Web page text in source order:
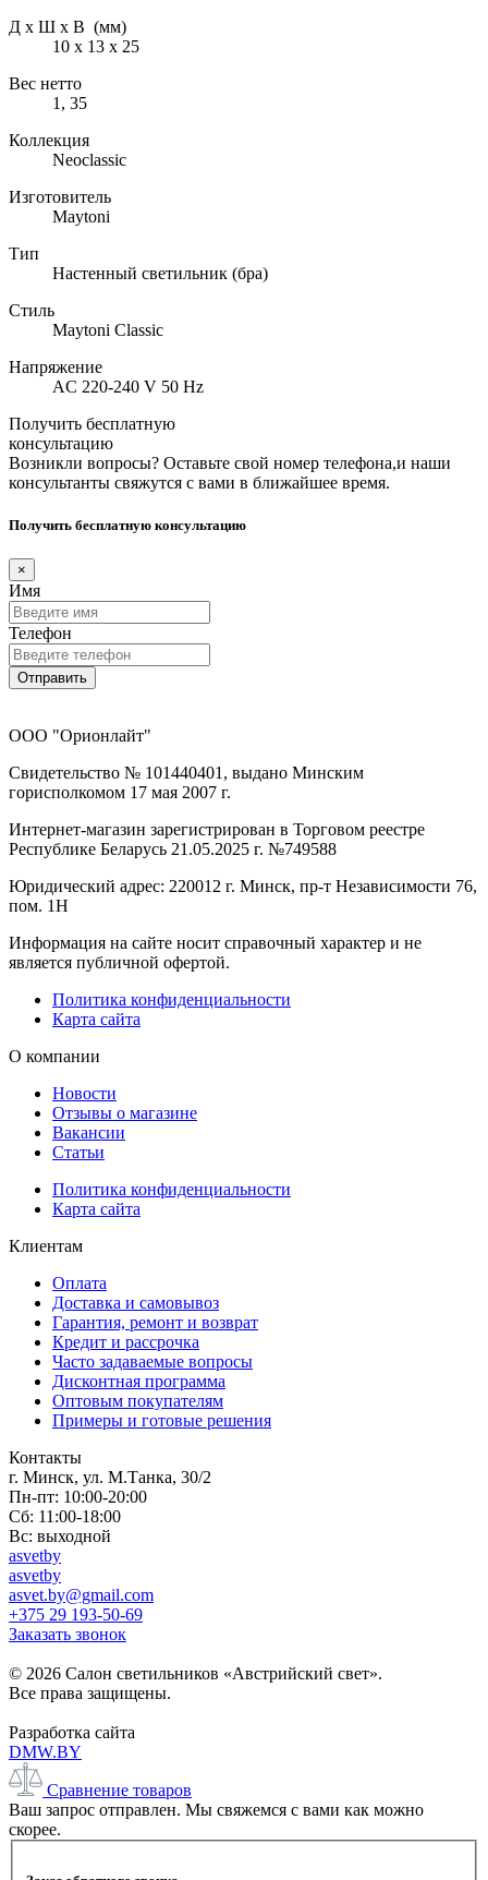
Д х Ш х В (мм)
10 х 13 х 25
Вес нетто
1, 35
Коллекция
Neoclassic
Изготовитель
Maytoni
Тип
Настенный светильник (бра)
Стиль
Maytoni Classic
Напряжение
AC 220-240 V 50 Hz
Получить бесплатную
консультацию
Возникли вопросы? Оставьте свой номер телефона,и наши
консультанты свяжутся с вами в ближайшее время.
Получить бесплатную консультацию
×
Имя
Телефон
Отправить
ООО "Орионлайт"
Свидетельство № 101440401, выдано Минским
горисполкомом 17 мая 2007 г.
Интернет-магазин зарегистрирован в Торговом реестре
Республике Беларусь 21.05.2025 г. №749588
Юридический адрес: 220012 г. Минск, пр-т Независимости 76,
пом. 1Н
Информация на сайте носит справочный характер и не
является публичной офертой.
Политика конфиденциальности
Карта сайта
О компании
Новости
Отзывы о магазине
Вакансии
Статьи
Политика конфиденциальности
Карта сайта
Клиентам
Оплата
Доставка и самовывоз
Гарантия, ремонт и возврат
Кредит и рассрочка
Часто задаваемые вопросы
Дисконтная программа
Оптовым покупателям
Примеры и готовые решения
Контакты
г. Минск, ул. М.Танка, 30/2
Пн-пт: 10:00-20:00
Сб: 11:00-18:00
Вс: выходной
asvetby
asvetby
asvet.by@gmail.com
+375 29 193-50-69
Заказать звонок
© 2026 Салон светильников «Австрийский свет».
Все права защищены.
Разработка сайта
DMW.BY
Сравнение товаров
Ваш запрос отправлен. Мы свяжемся с вами как можно
скорее.